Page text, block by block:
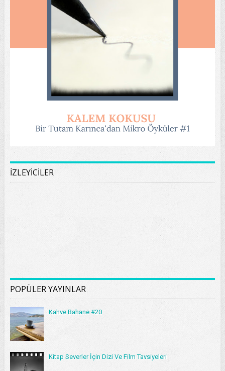
İZLEYİCİLER
POPÜLER YAYINLAR
Kahve Bahane #20
Kitap Severler İçin Dizi Ve Film Tavsiyeleri